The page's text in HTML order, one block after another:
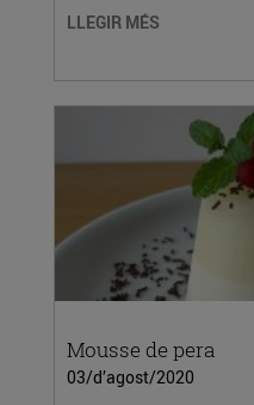
LLEGIR MÉS
Mousse de pera
03/d’agost/2020